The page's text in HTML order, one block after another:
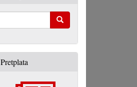
Pretplata